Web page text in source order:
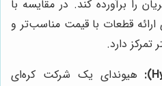
را برآورده کند. در مقایسه با
قطعات با قیمت مناسب‌تر و
دارد.
هیوندای یک شرکت کره‌ای